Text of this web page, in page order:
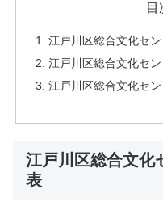
目
江戸川区総合文化セ
江戸川区総合文化セ
江戸川区総合文化セ
江戸川区総合文化
表